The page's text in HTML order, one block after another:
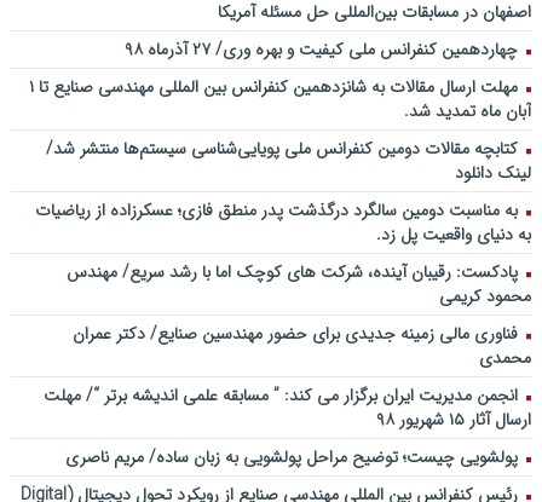
اصفهان در مسابقات بین‌المللی حل مسئله آمریکا
چهاردهمین کنفرانس ملی کیفیت و بهره وری/ ۲۷ آذرماه ۹۸
مهلت ارسال مقالات به شانزدهمین کنفرانس بین المللی مهندسی صنایع تا ۱
آبان ماه تمدید شد.
کتابچه مقالات دومین کنفرانس ملی پویایی‌شناسی سیستم‌ها منتشر شد/
لینک دانلود
به مناسبت دومین سالگرد درگذشت پدر منطق فازی؛ عسکرزاده از ریاضیات
به دنیای واقعیت پل زد.
پادکست: رقیبان آینده، شرکت های کوچک اما با رشد سریع/ مهندس
محمود کریمی
فناوری مالی زمینه جدیدی برای حضور مهندسین صنایع/ دکتر عمران
محمدی
انجمن مدیریت ایران برگزار می کند: ” مسابقه علمی اندیشه برتر “/ مهلت
ارسال آثار ۱۵ شهریور ۹۸
پولشویی چیست؛ توضیح مراحل پولشویی به زبان ساده/ مریم ناصری
رئیس کنفرانس بین المللی مهندسی صنایع از رویکرد تحول دیجیتال (Digital